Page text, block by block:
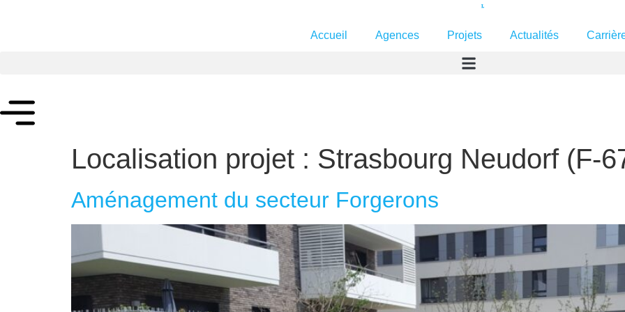
Accueil Agences Projets Actualités
Localisation projet : Strasbourg Neudorf (F-
Aménagement du secteur Forgerons